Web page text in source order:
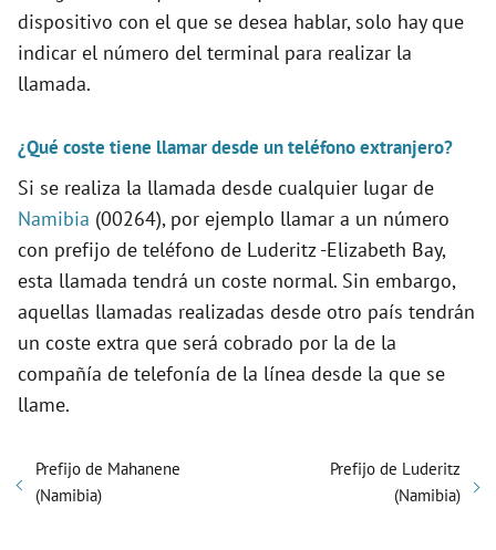
dispositivo con el que se desea hablar, solo hay que
indicar el número del terminal para realizar la
llamada.
¿Qué coste tiene llamar desde un teléfono extranjero?
Si se realiza la llamada desde cualquier lugar de
Namibia (00264), por ejemplo llamar a un número
con prefijo de teléfono de Luderitz -Elizabeth Bay,
esta llamada tendrá un coste normal. Sin embargo,
aquellas llamadas realizadas desde otro país tendrán
un coste extra que será cobrado por la de la
compañía de telefonía de la línea desde la que se
llame.
Prefijo de Mahanene
(Namibia)
Prefijo de Luderitz
(Namibia)